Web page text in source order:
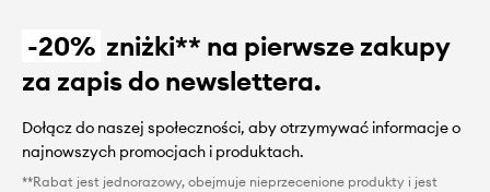
-20% zniżki** na pierwsze zakupy
za zapis do newslettera.
Dołącz do naszej społeczności, aby otrzymywać informacje o
najnowszych promocjach i produktach.
**Rabat jest jednorazowy, obejmuje nieprzecenione produkty i jest